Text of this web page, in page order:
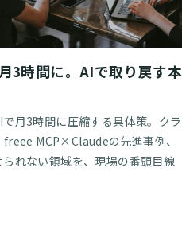
3時間に。AIで取り戻す本
月3時間に圧縮する具体策。クラ
MCP×Claudeの先進事例、
れない領域を、現場の番頭目線